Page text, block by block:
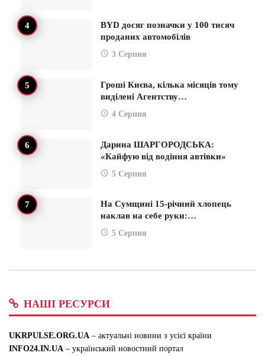
BYD досяг позначки у 100 тисяч
проданих автомобілів
3 Серпня
Гроші Києва, кілька місяців тому
виділені Агентству…
4 Серпня
Дарина ШАРГОРОДСЬКА:
«Кайфую від водіння автівки»
5 Серпня
На Сумщині 15-річний хлопець
наклав на себе руки:…
5 Серпня
НАШІ РЕСУРСИ
UKRPULSE.ORG.UA – актуальні новини з усієї країни
INFO24.IN.UA – український новостний портал